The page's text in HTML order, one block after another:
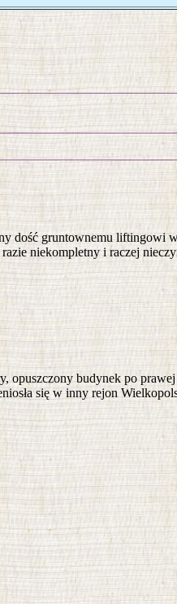
dość gruntownemu liftingowi
niekompletny i raczej
opuszczony budynek po
się w inny rejon